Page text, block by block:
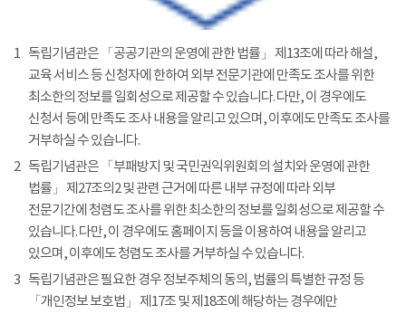
1 독립기념관은 「공공기관의 운영에 관한 법률」 제13조에 따라 해설,
교육 서비스 등 신청자에 한하여 외부 전문기관에 만족도 조사를 위한
최소한의 정보를 일회성으로 제공할 수 있습니다. 다만, 이 경우에도
신청서 등에 만족도 조사 내용을 알리고 있으며, 이후에도 만족도 조사를
거부하실 수 있습니다.
2 독립기념관은 「부패방지 및 국민권익위원회의 설치와 운영에 관한
법률」 제27조의2 및 관련 근거에 따른 내부 규정에 따라 외부
전문기간에 청렴도 조사를 위한 최소한의 정보를 일회성으로 제공할 수
있습니다. 다만, 이 경우에도 홈페이지 등을 이용하여 내용을 알리고
있으며, 이후에도 청렴도 조사를 거부하실 수 있습니다.
3 독립기념관은 필요한 경우 정보주체의 동의, 법률의 특별한 규정 등
「개인정보 보호법」 제17조 및 제18조에 해당하는 경우에만